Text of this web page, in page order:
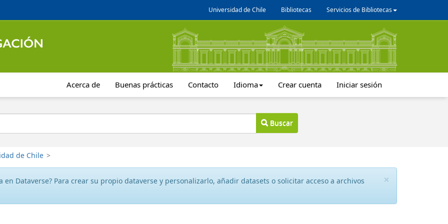
Universidad de Chile Bibliotecas Servicios de Bibliotecas
Acerca de Buenas prácticas Contacto Idioma Crear cuenta Iniciar sesión
Buscar
de Chile >
×
en Dataverse? Para crear su propio dataverse y personalizarlo, añadir datasets o solicitar acceso a archivos